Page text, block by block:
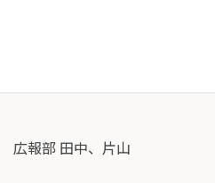
広報部 田中、片山